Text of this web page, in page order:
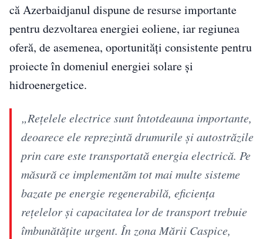
că Azerbaidjanul dispune de resurse importante
pentru dezvoltarea energiei eoliene, iar regiunea
oferă, de asemenea, oportunități consistente pentru
proiecte în domeniul energiei solare și
hidroenergetice.
„Rețelele electrice sunt întotdeauna importante,
deoarece ele reprezintă drumurile și autostrăzile
prin care este transportată energia electrică. Pe
măsură ce implementăm tot mai multe sisteme
bazate pe energie regenerabilă, eficiența
rețelelor și capacitatea lor de transport trebuie
îmbunătățite urgent. În zona Mării Caspice,